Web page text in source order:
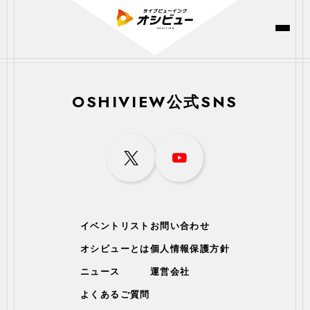
OSHIVIEW公式SNS
イベントリスト
オシビューとは
ニュース
よくあるご質問
お問い合わせ
個人情報保護方針
運営会社